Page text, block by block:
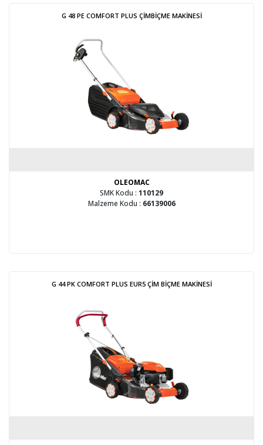
G 48 PE COMFORT PLUS ÇİMBİÇME MAKİNESİ
OLEOMAC
SMK Kodu : 110129
Malzeme Kodu : 66139006
G 44 PK COMFORT PLUS EUR5 ÇİM BİÇME MAKİNESİ